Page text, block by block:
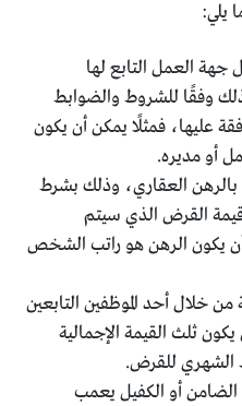
يلي:
العمل التابع لها
وفقًا للشروط والضوابط
عليها، فمثلًا يمكن أن يكون
أو مديره.
العقاري، وذلك بشرط
قيمة القرض الذي سيتم
يكون الرهن هو راتب الشخص
خلال أحد الموظفين التابعين
ثلث القيمة الإجمالية
الشهري للقرض.
أو الكفيل يعمب